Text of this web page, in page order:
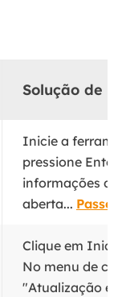
Solução de
Inicie a
pressione
informações
aberta...
Clique em
No menu de
"Atualização e